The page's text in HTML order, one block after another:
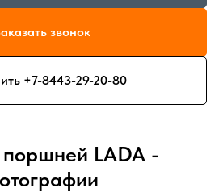
звонок
+7-8443-29-20-80
LADA -